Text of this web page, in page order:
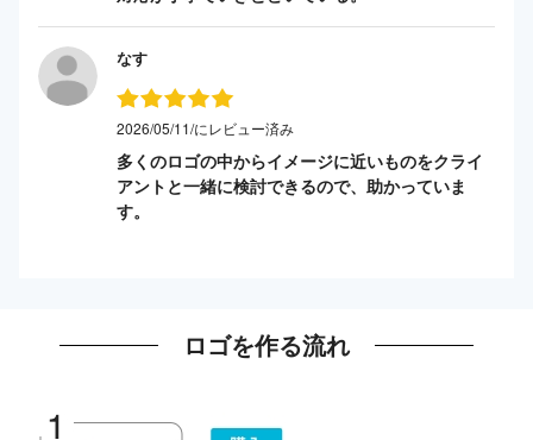
なす
2026/05/11/にレビュー済み
多くのロゴの中からイメージに近いものをクライ
アントと一緒に検討できるので、助かっていま
す。
ロゴを作る流れ